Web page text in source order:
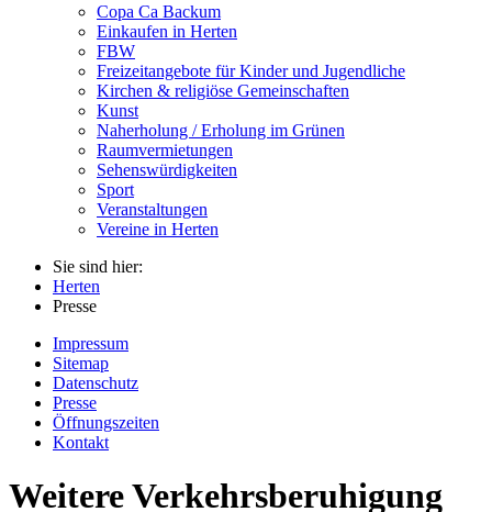
Copa Ca Backum
Einkaufen in Herten
FBW
Freizeitangebote für Kinder und Jugendliche
Kirchen & religiöse Gemeinschaften
Kunst
Naherholung / Erholung im Grünen
Raumvermietungen
Sehenswürdigkeiten
Sport
Veranstaltungen
Vereine in Herten
Sie sind hier:
Herten
Presse
Impressum
Sitemap
Datenschutz
Presse
Öffnungszeiten
Kontakt
Weitere Verkehrsberuhigung